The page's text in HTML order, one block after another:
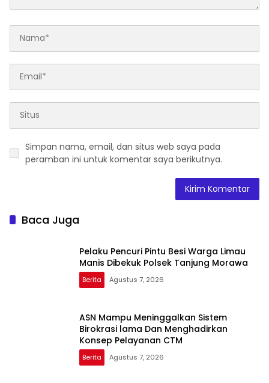
Simpan nama, email, dan situs web saya pada
peramban ini untuk komentar saya berikutnya.
Baca Juga
Pelaku Pencuri Pintu Besi Warga Limau
Manis Dibekuk Polsek Tanjung Morawa
Berita Agustus 7, 2026
ASN Mampu Meninggalkan Sistem
Birokrasi lama Dan Menghadirkan
Konsep Pelayanan CTM
Berita Agustus 7, 2026